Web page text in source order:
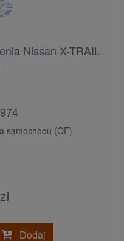
Nissan X-TRAIL
samochodu (OE)
Dodaj